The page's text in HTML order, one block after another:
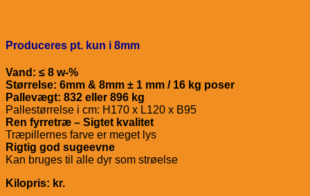
Produceres pt. kun i 8mm
Vand: ≤ 8 w-%
Størrelse: 6mm & 8mm ± 1 mm / 16 kg poser
Pallevægt: 832 eller 896 kg
Pallestørrelse i cm: H170 x L120 x B95
Ren fyrretræ – Sigtet kvalitet
Træpillernes farve er meget lys
Rigtig god sugeevne
Kan bruges til alle dyr som strøelse
Kilopris: kr.